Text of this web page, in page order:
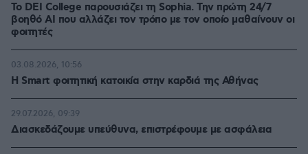
Το DEI College παρουσιάζει τη Sophia. Την πρώτη 24/7
βοηθό AI που αλλάζει τον τρόπο με τον οποίο μαθαίνουν οι
φοιτητές
Η Smart φοιτητική κατοικία στην καρδιά της Αθήνας
03.08.2026, 10:56
Διασκεδάζουμε υπεύθυνα, επιστρέφουμε με ασφάλεια
29.07.2026, 09:39